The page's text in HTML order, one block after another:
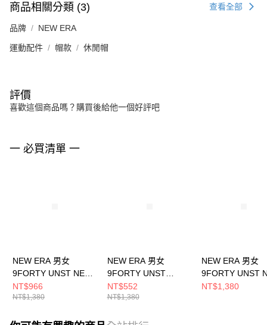
商品相關分類 (3) 查看全部
品牌 NEW ERA
運動配件 帽款 休閒帽
評價
喜歡這個商品嗎？購買後給他一個好評吧
一 必買清單 一
NEW ERA 男女
9FORTY UNST NEW
ERA BASIC NEW ERA
NE14363479
NT$966
NT$1,380
NEW ERA 男女
9FORTY UNST
PENDLETON
NE13530483
NT$552
NT$1,380
NEW ERA 男女
9FORTY UNST
ERA FW25 NEW
NT$1,380